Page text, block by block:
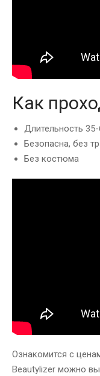
Как
Длительность
Безопасна, без
Без костюма
Ознакомится с
Beautylizer можно